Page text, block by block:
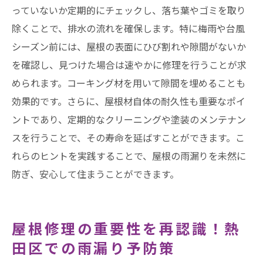
っていないか定期的にチェックし、落ち葉やゴミを取り
除くことで、排水の流れを確保します。特に梅雨や台風
シーズン前には、屋根の表面にひび割れや隙間がないか
を確認し、見つけた場合は速やかに修理を行うことが求
められます。コーキング材を用いて隙間を埋めることも
効果的です。さらに、屋根材自体の耐久性も重要なポイ
ントであり、定期的なクリーニングや塗装のメンテナン
スを行うことで、その寿命を延ばすことができます。こ
れらのヒントを実践することで、屋根の雨漏りを未然に
防ぎ、安心して住まうことができます。
屋根修理の重要性を再認識！熱
田区での雨漏り予防策